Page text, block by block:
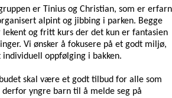
er Tinius og Christian, som er
alpint og jibbing i parken. Begge
og fritt kurs der det kun er fantasien
Vi ønsker å fokusere på et godt miljø,
oppfølging i bakken.
skal være et godt tilbud for alle som
yngre barn til å melde seg på